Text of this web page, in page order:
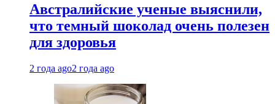
Австралийские ученые выяснили,
что темный шоколад очень полезен
для здоровья
2 года ago2 года ago